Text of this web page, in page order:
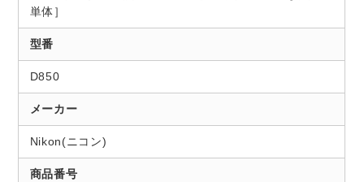
単体］
型番
D850
メーカー
Nikon(ニコン)
商品番号